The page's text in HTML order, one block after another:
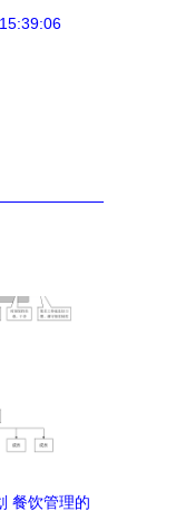
力三产融合
餐饮管理的